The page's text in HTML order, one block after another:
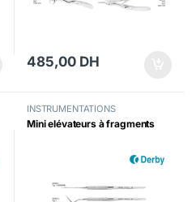
: 135,00 DH à 155,00 DH
Les options peuvent être
485,00 DH
INSTRUMENTATIONS
Mini elévateurs à fragments